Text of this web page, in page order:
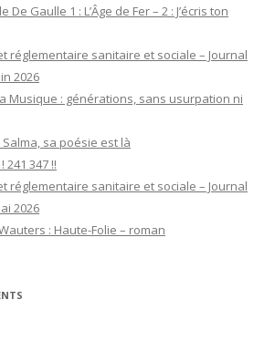
De Gaulle 1 : L’Âge de Fer – 2 : J’écris ton
réglementaire sanitaire et sociale – Journal
2026
Musique : générations, sans usurpation ni
Salma, sa poésie est là
241 347 !!
réglementaire sanitaire et sociale – Journal
2026
: Haute-Folie – roman